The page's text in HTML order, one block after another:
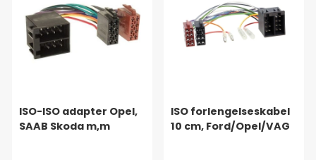
ISO-ISO adapter Opel,
SAAB Skoda m,m
ISO forlengelseskabel
10 cm, Ford/Opel/VAG